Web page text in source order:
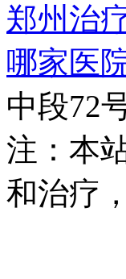
郑州治
哪家医
中段72
注：本
和治疗